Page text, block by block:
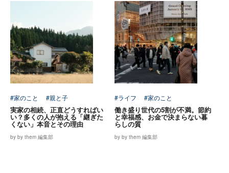
#家のこと #親と子
実家の相続、正直どうすればい
い？多くの人が抱える「継ぎた
くない」本音とその理由
by by them 編集部
#ライフ #家のこと
働き盛り世代の5割が不満。節約
と幸福感、お金で決まらない暮
らしの質
by by them 編集部